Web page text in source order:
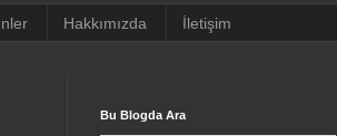
Hakkımızda İletişim
Bu Blogda Ara